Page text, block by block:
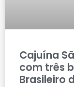
Cajuína
com três
Brasileiro